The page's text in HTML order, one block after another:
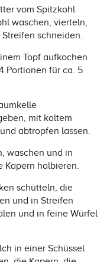
vom Spitzkohl
waschen, vierteln,
schneiden.
Topf aufkochen
Portionen für ca. 5
mit kaltem
abtropfen lassen.
waschen und in
Kapern halbieren.
schütteln, die
und in Streifen
und in feine Würfel
in einer Schüssel